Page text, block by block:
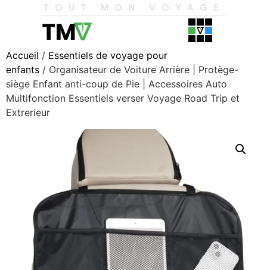
TOUT MON VOYAGE
Accueil / Essentiels de voyage pour
enfants / Organisateur de Voiture Arrière | Protège-
siège Enfant anti-coup de Pie | Accessoires Auto
Multifonction Essentiels verser Voyage Road Trip et
Extrerieur